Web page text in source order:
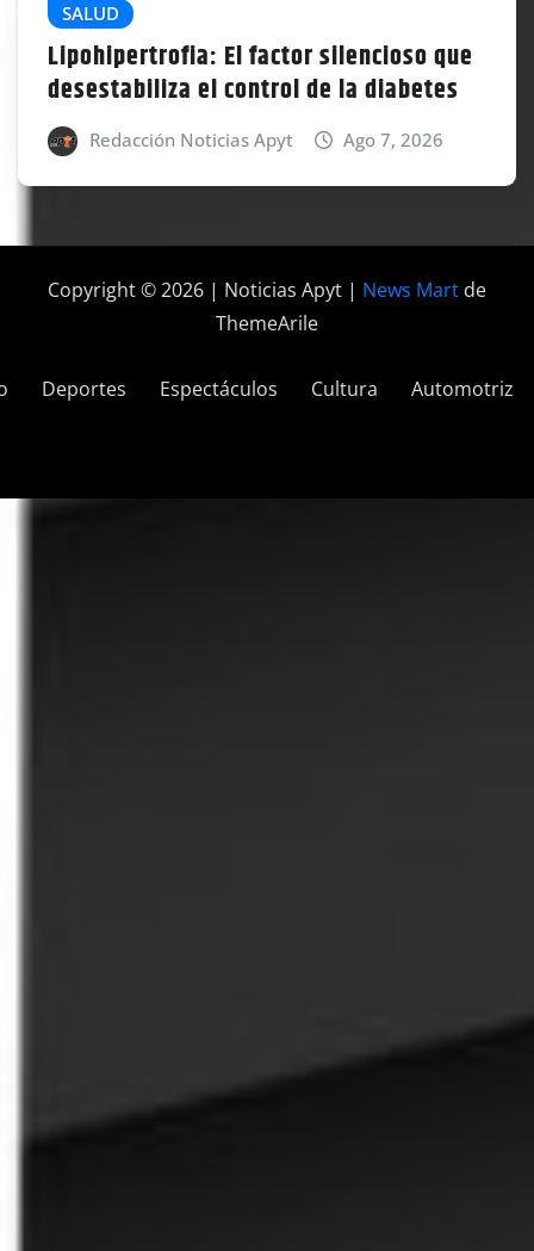
SALUD
Lipohipertrofia: El factor silencioso que
desestabiliza el control de la diabetes
Redacción Noticias Apyt Ago 7, 2026
Copyright © 2026 | Noticias Apyt | News Mart de
ThemeArile
Deportes Espectáculos Cultura Automotriz